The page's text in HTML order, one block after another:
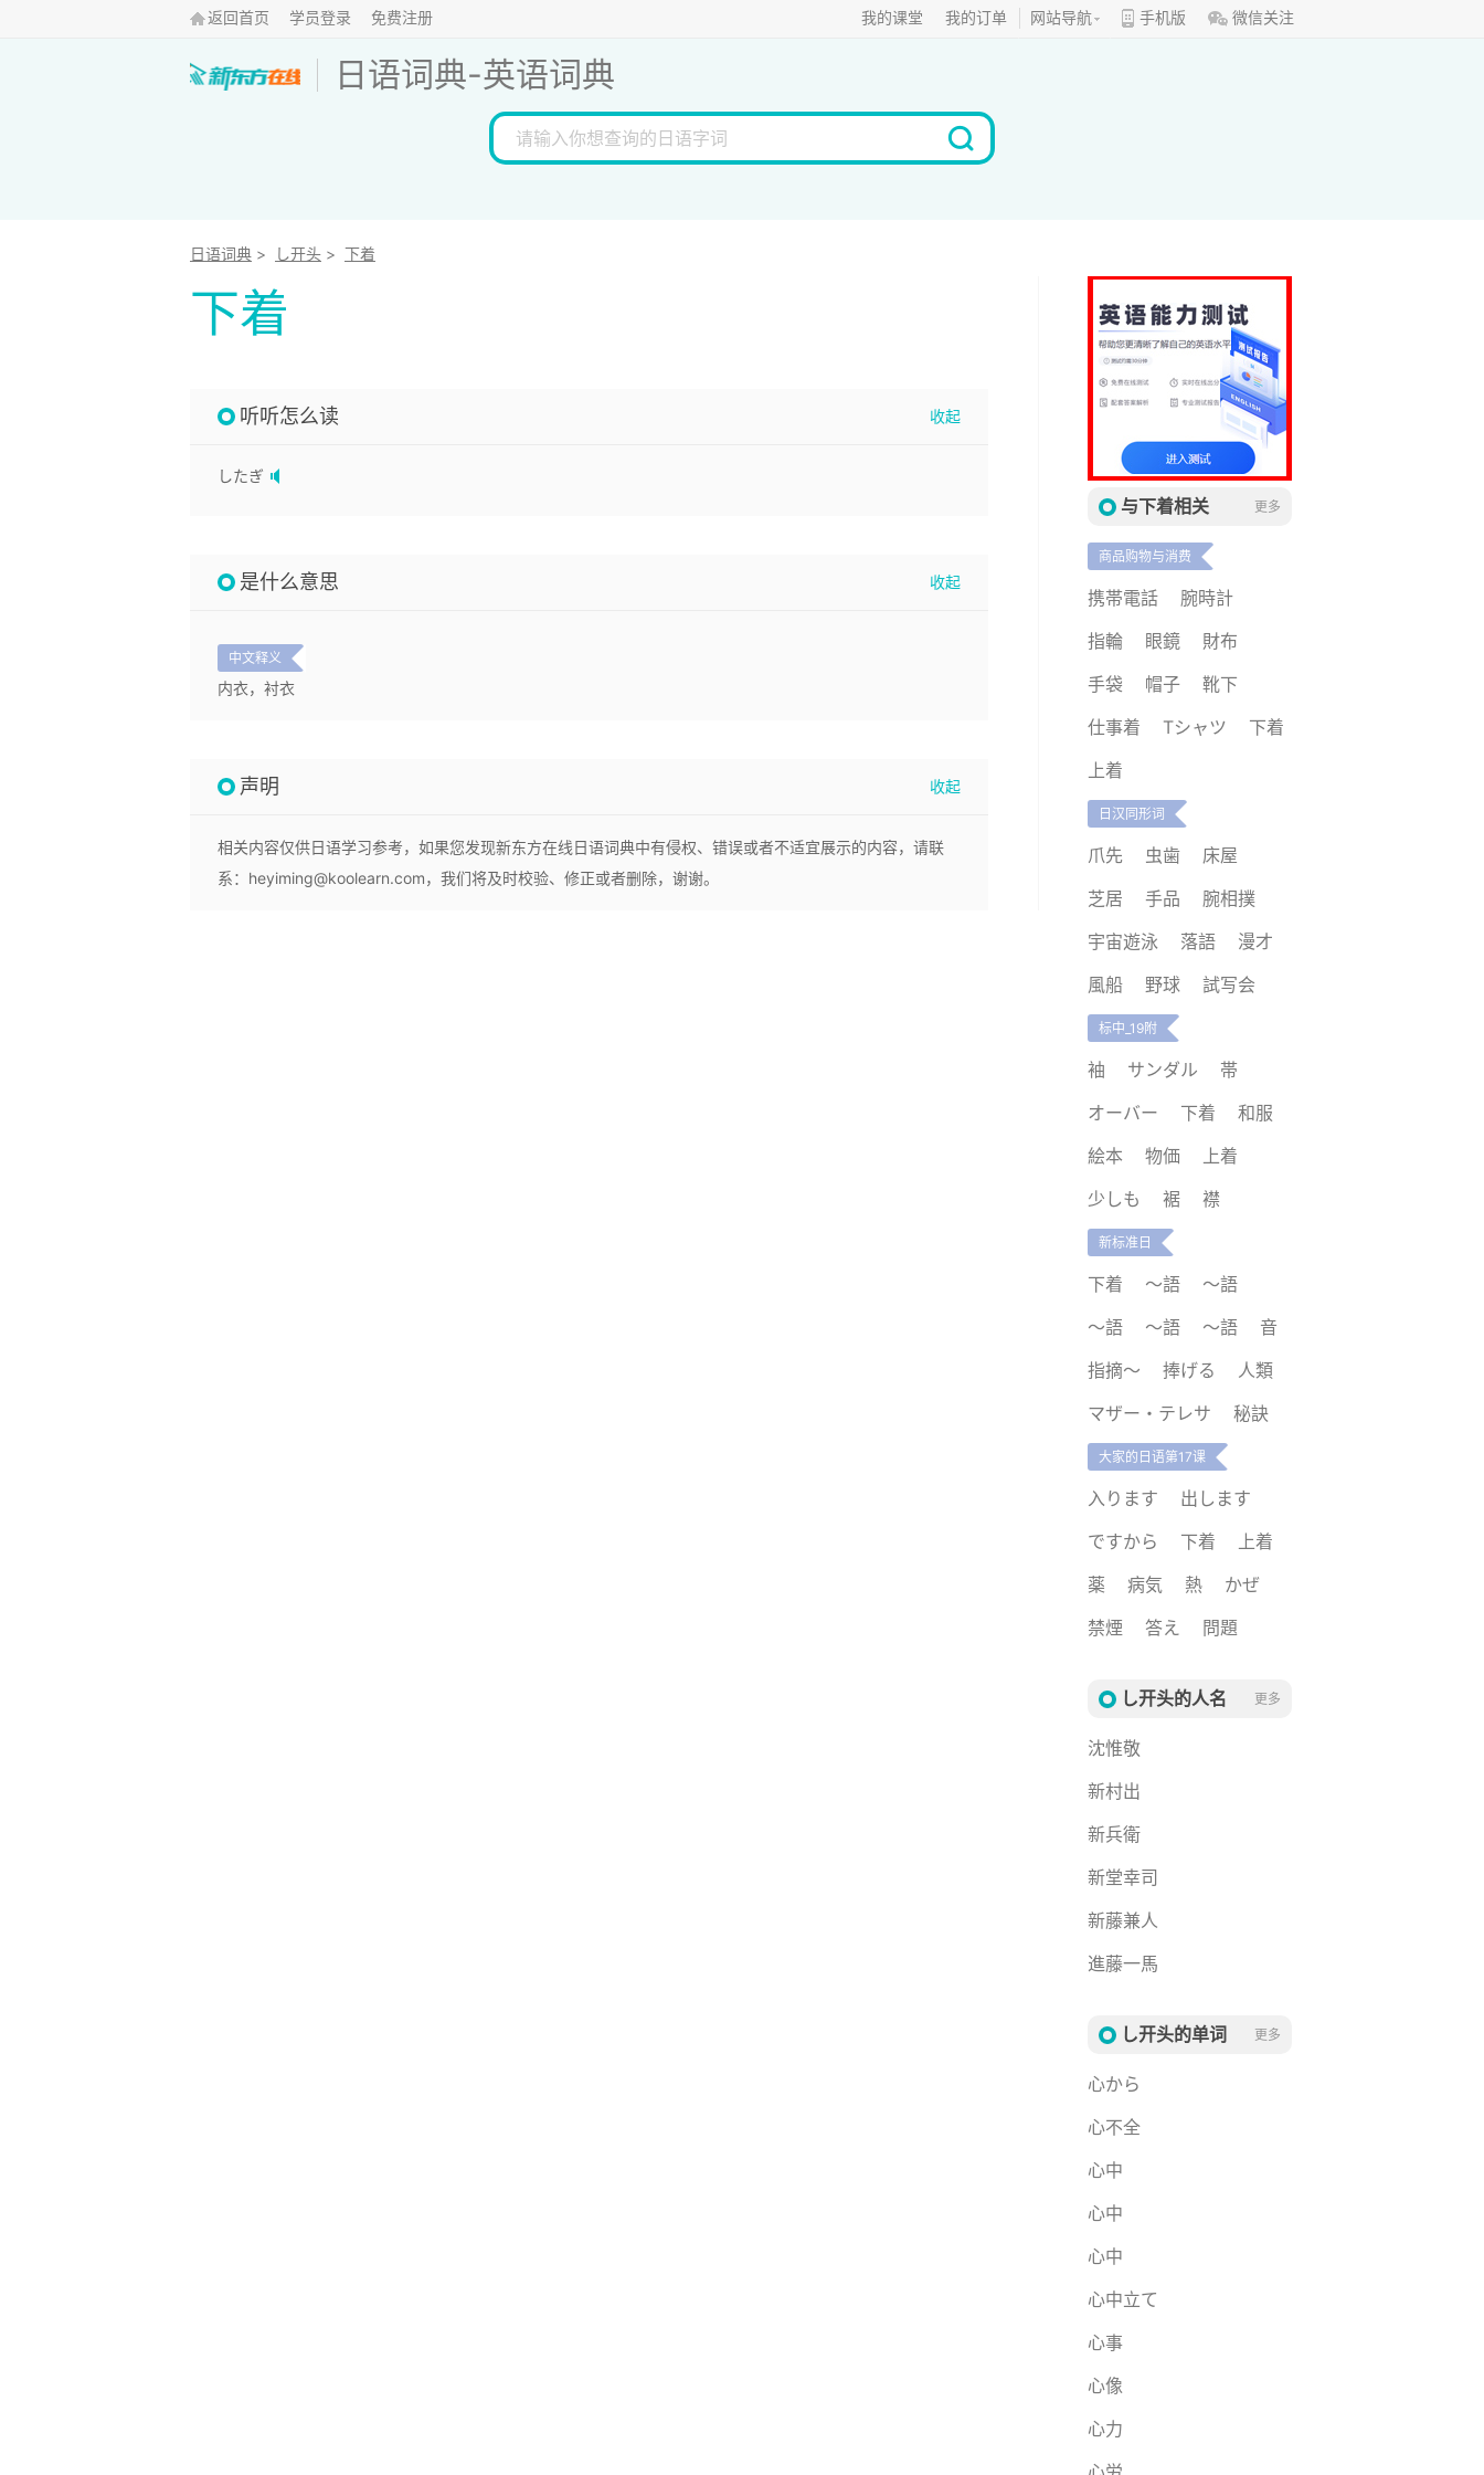
返回首页 学员登录 免费注册 我的课堂 我的订单 网站导航 手机版 微信关注
日语词典-英语词典
日语词典 > し开头 > 下着
下着
听听怎么读
したぎ
是什么意思
中文释义
内衣，衬衣
声明
相关内容仅供日语学习参考，如果您发现新东方在线日语词典中有侵权、错误或者不适宜展示的内容，请联
系：heyiming@koolearn.com，我们将及时校验、修正或者删除，谢谢。
与下着相关 更多
商品购物与消费
携帯電話
腕時計
指輪
眼鏡
財布
手袋
帽子
靴下
仕事着
Tシャツ
下着
上着
日汉同形词
爪先 虫歯
床屋
芝居
手品
腕相撲
宇宙遊泳
落語
漫才
風船
野球 試写会
标中_19附
袖 サンダル
帯
オーバー
下着
和服
絵本
物価
上着
少しも
裾 襟
新标准日
下着 ～語
～語
～語
～語 ～語
音
指摘～
捧げる
人類
マザー・テレサ
秘訣
大家的日语第17课
入ります
出します
ですから
下着
上着
薬
病気 熱
かぜ
禁煙
答え 問題
し开头的人名 更多
沈惟敬
新村出
新兵衛
新堂幸司
新藤兼人
進藤一馬
し开头的单词 更多
心から
心不全
心中
心中
心中
心中立て
心事
心像
心力